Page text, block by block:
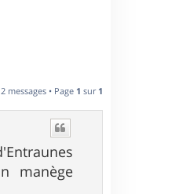
2 messages • Page 1 sur 1
manège